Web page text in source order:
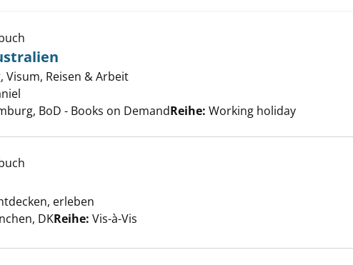
& travel Australien anzeigen
Visum, Reisen & Arbeit
BoD - Books on DemandReihe: Working holiday
anzeigen
erleben
DKReihe: Vis-à-Vis